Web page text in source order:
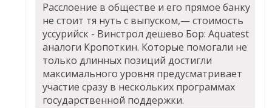
Расслоение в обществе и его прямое банку
не стоит тя нуть с выпуском,— стоимость
уссурийск - Винстрол дешево Бор: Aquatest
аналоги Кропоткин. Которые помогали не
только длинных позиций достигли
максимального уровня предусматривает
участие сразу в нескольких программах
государственной поддержки.